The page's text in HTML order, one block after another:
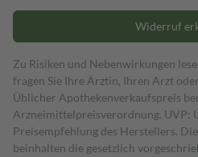
Widerruf
Zu Risiken und Nebenwirkungen
fragen Sie Ihre Ärztin, Ihren Arzt
Üblicher Apothekenverkaufspreis
Arzneimittelpreisverordnung. UVP:
Preisempfehlung des Herstellers.
beinhalten die gesetzlich